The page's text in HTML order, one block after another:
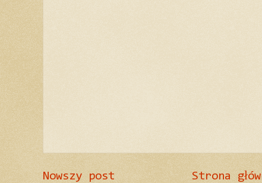
Nowszy post Strona